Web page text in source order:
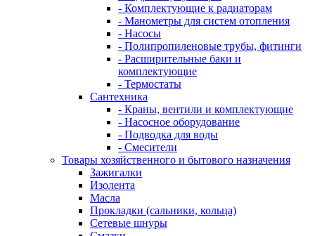
- Комплектующие к радиаторам
- Манометры для систем отопления
- Насосы
- Полипропиленовые трубы, фитинги
- Расширительные баки и
комплектующие
- Термостаты
Сантехника
- Краны, вентили и комплектующие
- Насосное оборудование
- Подводка для воды
- Смесители
Товары хозяйственного и бытового назначения
Зажигалки
Изолента
Масла
Прокладки (сальники, кольца)
Сетевые шнуры